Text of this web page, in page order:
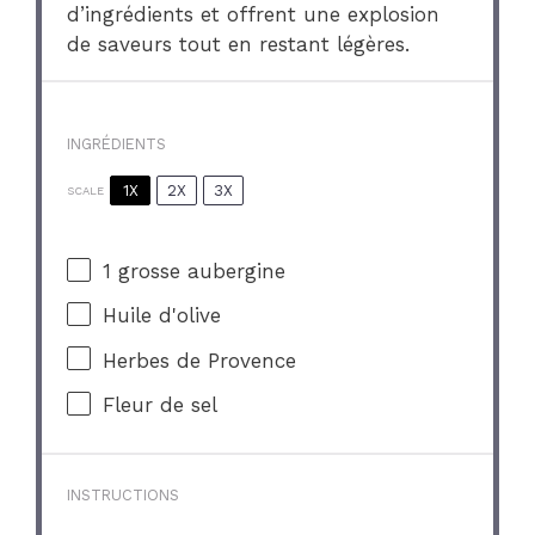
d’ingrédients et offrent une explosion
de saveurs tout en restant légères.
INGRÉDIENTS
SCALE 1X 2X 3X
1 grosse aubergine
Huile d'olive
Herbes de Provence
Fleur de sel
INSTRUCTIONS